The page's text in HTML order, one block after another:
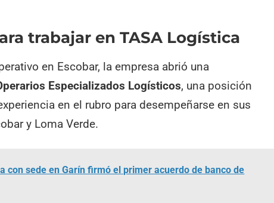
trabajar en TASA Logística
en Escobar, la empresa abrió una
Especializados Logísticos, una posición
en el rubro para desempeñarse en sus
y Loma Verde.
con sede en Garín firmó el primer acuerdo de banco de